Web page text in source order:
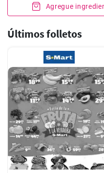
Agregue
Últimos folletos